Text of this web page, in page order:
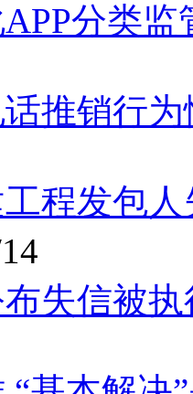
分类
推销行
程发包
失信被